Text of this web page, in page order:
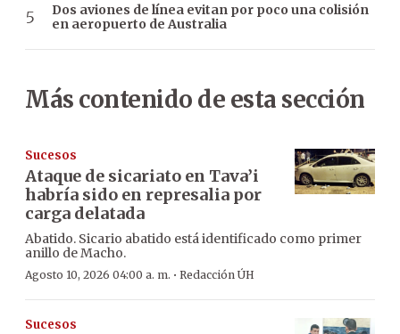
Dos aviones de línea evitan por poco una colisión
en aeropuerto de Australia
Más contenido de esta sección
Sucesos
Ataque de sicariato en Tava’i
habría sido en represalia por
carga delatada
Abatido. Sicario abatido está identificado como primer
anillo de Macho.
Agosto 10, 2026 04:00 a. m. · Redacción ÚH
Sucesos